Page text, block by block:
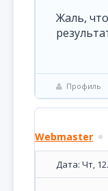
Жаль,
Профиль
Webmaster
Дата: Чт,